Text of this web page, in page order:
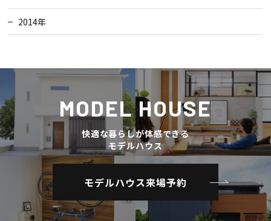
2014年
MODEL HOUSE
快適な暮らしが体感できる
モデルハウス
モデルハウス来場予約